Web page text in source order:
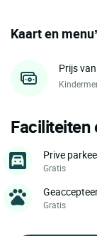
Kaart en
Prijs
Faciliteiten
Prive
Gratis
Gratis